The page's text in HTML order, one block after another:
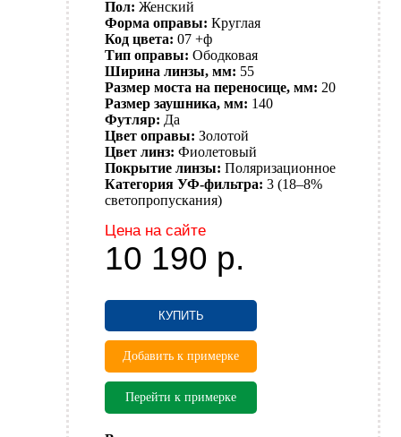
Пол: Женский
Форма оправы: Круглая
Код цвета: 07 +ф
Тип оправы: Ободковая
Ширина линзы, мм: 55
Размер моста на переносице, мм: 20
Размер заушника, мм: 140
Футляр: Да
Цвет оправы: Золотой
Цвет линз: Фиолетовый
Покрытие линзы: Поляризационное
Категория УФ-фильтра: 3 (18–8%
светопропускания)
Цена на сайте
10 190 р.
КУПИТЬ
Добавить к примерке
Перейти к примерке